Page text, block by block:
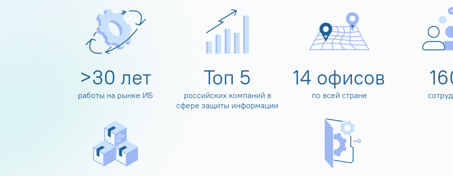
>30 лет
работы на рынке ИБ
Топ 5
российских компаний в
сфере защиты информации
14 офисов
по всей стране